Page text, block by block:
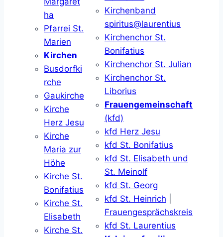
ha
Pfarrei St.
Marien
Kirchen
Busdorfki
rche
Gaukirche
Kirche
Herz Jesu
Kirche
Maria zur
Höhe
Kirche St.
Bonifatius
Kirche St.
Elisabeth
Kirche St.
Kirchenband
spiritus@laurentius
Kirchenchor St.
Bonifatius
Kirchenchor St. Julian
Kirchenchor St.
Liborius
Frauengemeinschaft
(kfd)
kfd Herz Jesu
kfd St. Bonifatius
kfd St. Elisabeth und
St. Meinolf
kfd St. Georg
kfd St. Heinrich
Frauengesprächskreis
kfd St. Laurentius